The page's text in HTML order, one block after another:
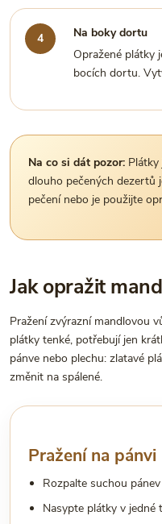
Na boky dortu
Opražené plátky
bocích dortu.
Na co si dát pozor:
dlouho pečených dezertů
pečení nebo je použijte
Jak opražit
Pražení zvýrazní mandlovou
plátky tenké, potřebují jen
pánve nebo plechu: zlatavé
změnit na spálené.
Pražení na pánvi
Rozpalte suchou
Nasypte plátky v jedné